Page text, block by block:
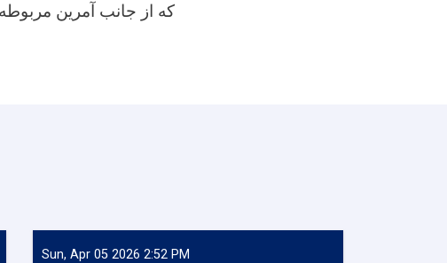
که از جانب آمرین
Sun, Apr 05 2026 2:52 PM